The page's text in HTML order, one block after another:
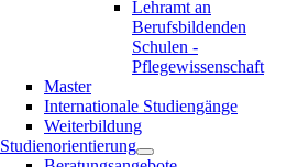
Lehramt an
Berufsbildenden
Schulen -
Pflegewissenschaft
Master
Internationale Studiengänge
Weiterbildung
Studienorientierung